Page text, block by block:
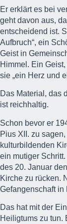
Er erklärt es bei
geht davon aus,
entscheidend ist.
Aufbruch“, ein
Geist in
Himmel. Ein
sie „ein Herz und
Das Material, das
ist reichhaltig.
Schon bevor er
Pius XII. zu
kulturbildenden
ein mutiger
des 20. Januar
Kirche zu rücken.
Gefangenschaft in
Das hat mit der
Heiligtums zu tun.